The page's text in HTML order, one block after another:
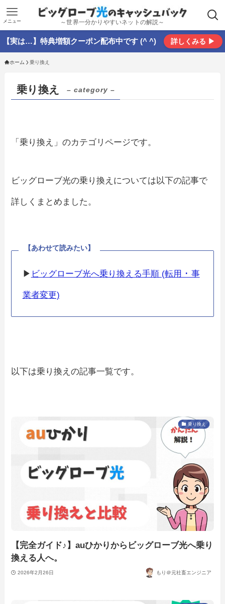
～世界一分かりやすいネットの解説～
メニュー
【実は…】特典増額クーポン配布中です (^ ^) 詳しくみる ▶
ホーム 乗り換え
乗り換え – category –
「乗り換え」のカテゴリページです。
ビッグローブ光の乗り換えについては以下の記事で
詳しくまとめました。
【あわせて読みたい】
▶ ビッグローブ光へ乗り換える手順 (転用 ･ 事
業者変更)
以下は乗り換えの記事一覧です。
乗り換え
【完全ガイド♪】auひかりからビッグローブ光へ乗り
換える人へ。
2026年2月26日 もり＠元社畜エンジニア